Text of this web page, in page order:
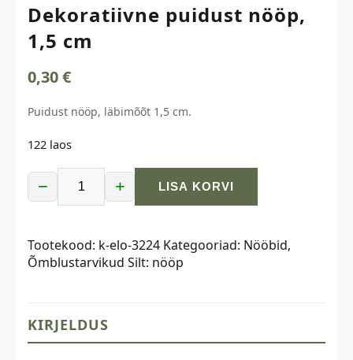
Dekoratiivne puidust nööp,
1,5 cm
0,30€
Puidust nööp, läbimõõt 1,5 cm.
122 laos
−
Dekoratiivne
puidust
1,5
cm
+ LISA KORVI
Tootekood: k-elo-3224 Kategooriad: Nööbid,
Õmblustarvikud Silt: nööp
KIRJELDUS